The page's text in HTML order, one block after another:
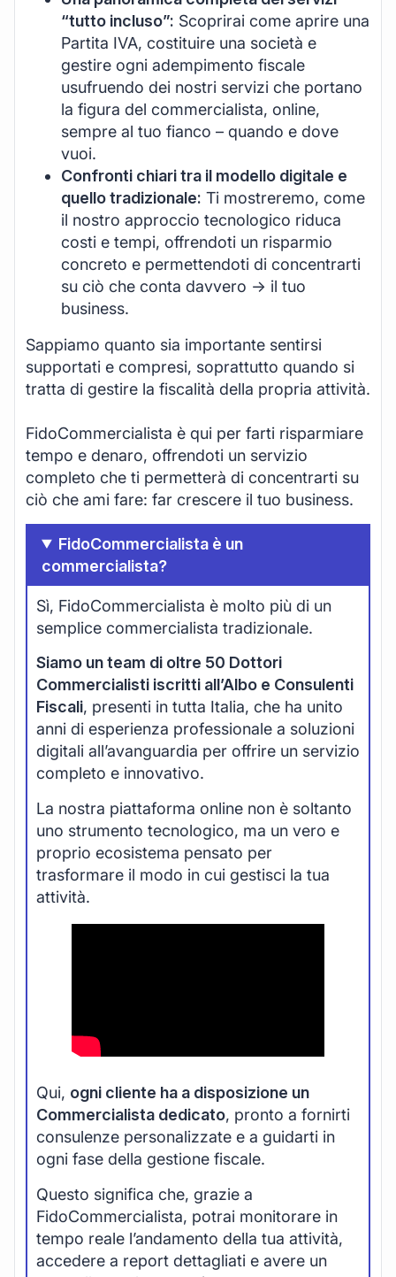
“tutto incluso”: Scoprirai come aprire una
Partita IVA, costituire una società e
gestire ogni adempimento fiscale
usufruendo dei nostri servizi che portano
la figura del commercialista, online,
sempre al tuo fianco – quando e dove
vuoi.
Confronti chiari tra il modello digitale e
quello tradizionale: Ti mostreremo, come
il nostro approccio tecnologico riduca
costi e tempi, offrendoti un risparmio
concreto e permettendoti di concentrarti
su ciò che conta davvero -> il tuo
business.
Sappiamo quanto sia importante sentirsi
supportati e compresi, soprattutto quando si
tratta di gestire la fiscalità della propria attività.
FidoCommercialista è qui per farti risparmiare
tempo e denaro, offrendoti un servizio
completo che ti permetterà di concentrarti su
ciò che ami fare: far crescere il tuo business.
FidoCommercialista è un
commercialista?
Sì, FidoCommercialista è molto più di un
semplice commercialista tradizionale.
Siamo un team di oltre 50 Dottori
Commercialisti iscritti all’Albo e Consulenti
Fiscali, presenti in tutta Italia, che ha unito
anni di esperienza professionale a soluzioni
digitali all’avanguardia per offrire un servizio
completo e innovativo.
La nostra piattaforma online non è soltanto
uno strumento tecnologico, ma un vero e
proprio ecosistema pensato per
trasformare il modo in cui gestisci la tua
attività.
Qui, ogni cliente ha a disposizione un
Commercialista dedicato, pronto a fornirti
consulenze personalizzate e a guidarti in
ogni fase della gestione fiscale.
Questo significa che, grazie a
FidoCommercialista, potrai monitorare in
tempo reale l’andamento della tua attività,
accedere a report dettagliati e avere un